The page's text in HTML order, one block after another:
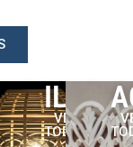
VER
TODOS